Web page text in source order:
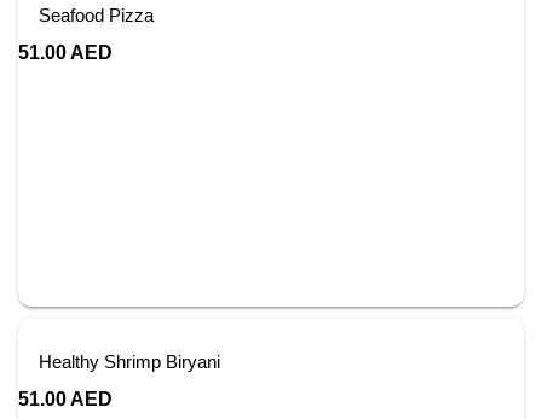
Seafood Pizza
51.00AED
Healthy Shrimp Biryani
51.00AED